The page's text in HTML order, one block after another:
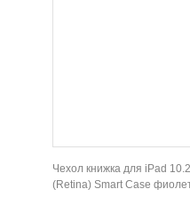
Чехол книжка для iPad
(Retina) Smart Case